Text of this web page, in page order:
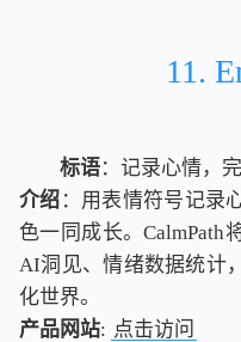
11.
标语：记录心情，
介绍 ：用表情符号记录
色一同成长。CalmPath
AI洞见、情绪数据统计
化世界。
产品网站: 点击访问